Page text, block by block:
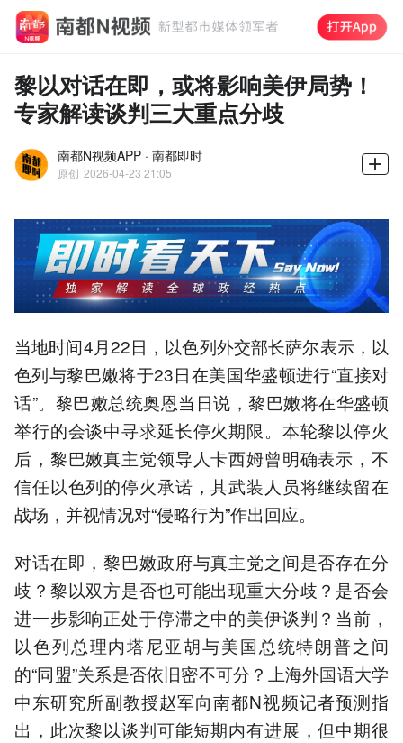
黎以对话在即，或将影响美伊局势！
专家解读谈判三大重点分歧
南都N视频APP · 南都即时
原创 2026-04-23 21:05
当地时间4月22日，以色列外交部长萨尔表示，以
色列与黎巴嫩将于23日在美国华盛顿进行“直接对
话”。黎巴嫩总统奥恩当日说，黎巴嫩将在华盛顿
举行的会谈中寻求延长停火期限。本轮黎以停火
后，黎巴嫩真主党领导人卡西姆曾明确表示，不
信任以色列的停火承诺，其武装人员将继续留在
战场，并视情况对“侵略行为”作出回应。
对话在即，黎巴嫩政府与真主党之间是否存在分
歧？黎以双方是否也可能出现重大分歧？是否会
进一步影响正处于停滞之中的美伊谈判？当前，
以色列总理内塔尼亚胡与美国总统特朗普之间
的“同盟”关系是否依旧密不可分？上海外国语大学
中东研究所副教授赵军向南都N视频记者预测指
出，此次黎以谈判可能短期内有进展，但中期很